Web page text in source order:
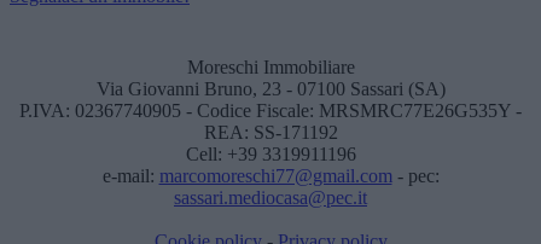
Moreschi Immobiliare
Via Giovanni Bruno, 23 - 07100 Sassari (SA)
P.IVA: 02367740905 - Codice Fiscale: MRSMRC77E26G535Y -
REA: SS-171192
Cell: +39 3319911196
e-mail: marcomoreschi77@gmail.com - pec:
sassari.mediocasa@pec.it